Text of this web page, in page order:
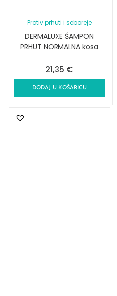
Protiv prhuti i seboreje
DERMALUXE ŠAMPON
PRHUT NORMALNA kosa
21,35 €
DODAJ U KOŠARICU